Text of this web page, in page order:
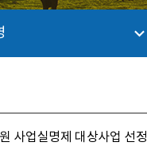
사업실명제 대상사업 선